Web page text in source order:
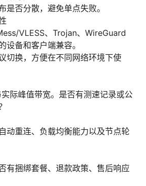
是否分散，避免单点失败。
VLESS、Trojan、WireGuard
设备和客户端兼容。
切换，方便在不同网络环境下使
际峰值带宽。是否有测速记录或公
动重连、负载均衡能力以及节点轮
有捆绑套餐、退款政策、售后响应